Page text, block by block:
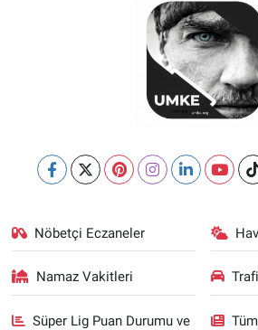
Nöbetçi Eczaneler
Namaz Vakitleri
Süper Lig Puan Durumu ve